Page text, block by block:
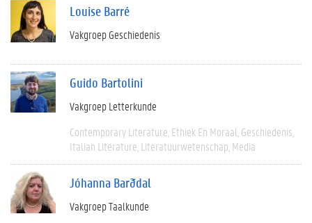
Louise Barré
Vakgroep Geschiedenis
Guido Bartolini
Vakgroep Letterkunde
Contemporary Literature Ethiek En Moraal Geschiedenis
Italian Literature Literatuurwetenschap Media
Jóhanna Barðdal
Vakgroep Taalkunde